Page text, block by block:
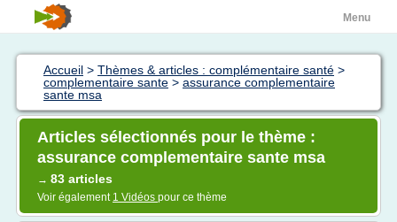
Menu
Accueil > Thèmes & articles : complémentaire santé >
complementaire sante > assurance complementaire
sante msa
Articles sélectionnés pour le thème :
assurance complementaire sante msa
→ 83 articles
Voir également 1 Vidéos pour ce thème